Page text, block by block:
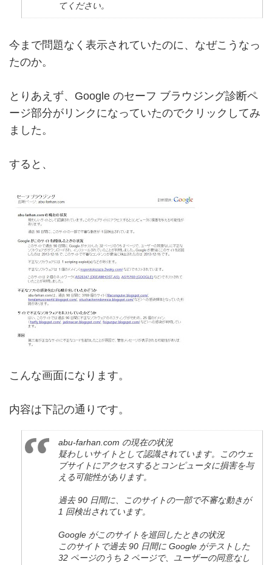
てください。
今まで問題なく表示されていたのに、なぜこうなっ
たのか。
とりあえず、Google のセーフ ブラウジング診断ペ
ージ部分がリンクになっていたのでクリックしてみ
ました。
すると、
こんな画面になります。
内容は下記の通りです。
abu-farhan.com の現在の状況
疑わしいサイトとして認識されています。このウェ
ブサイトにアクセスするとコンピュータに損害を与
える可能性があります。
過去 90 日間に、このサイトの一部で不審な動きが
1 回検出されています。
Google がこのサイトを巡回したときの状況
このサイトで過去 90 日間に Google がテストした
32 ページのうち 2 ページで、ユーザーの同意なし